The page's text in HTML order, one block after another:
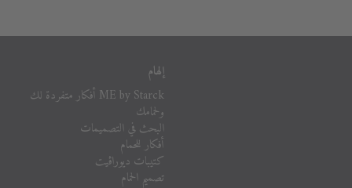
إلهام
ME by Starck أفكار متفردة لك
ولحمامك
البحث في التصميمات
أفكار للحمام
كتيبات ديوراڨيت
تصميم الحمام